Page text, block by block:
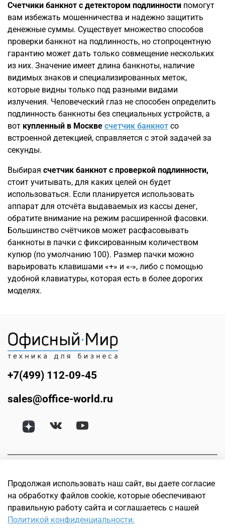
Счетчики банкнот с детектором подлинности помогут
вам избежать мошенничества и надежно защитить
денежные суммы. Существует множество способов
проверки банкнот на подлинность, но стопроцентную
гарантию может дать только совмещение нескольких
из них. Значение имеет длина банкноты, наличие
видимых знаков и специализированных меток,
которые видны только под разными видами
излучения. Человеческий глаз не способен определить
подлинность банкноты без специальных устройств, а
вот купленный в Москве счетчик банкнот со
встроенной детекцией, справляется с этой задачей за
секунды.
Выбирая счетчик банкнот с проверкой подлинности,
стоит учитывать, для каких целей он будет
использоваться. Если планируется использовать
аппарат для отсчёта выдаваемых из кассы денег,
обратите внимание на режим расширенной фасовки.
Большинство счётчиков может расфасовывать
банкноты в пачки с фиксированным количеством
купюр (по умолчанию 100). Размер пачки можно
варьировать клавишами «+» и «-», либо с помощью
удобной клавиатуры, которая есть в более дорогих
моделях.
+7(499) 112-09-45
sales@office-world.ru
Продолжая использовать наш сайт, вы даете согласие
на обработку файлов cookie, которые обеспечивают
правильную работу сайта и соглашаетесь с нашей
Политикой конфиденциальности.